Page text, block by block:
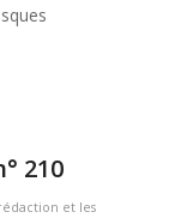
210
et les